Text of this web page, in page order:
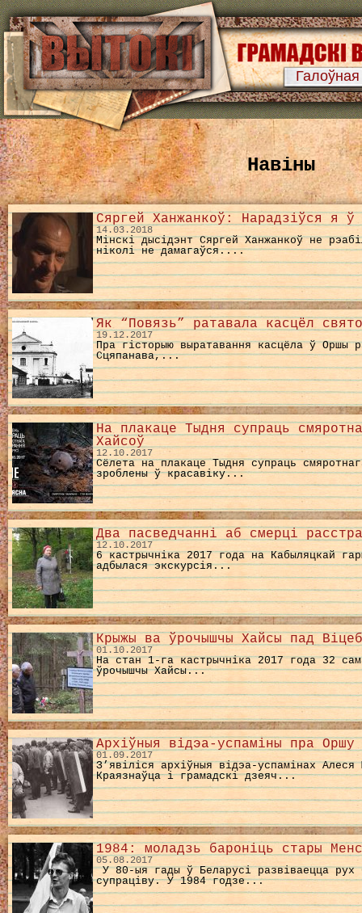
Галоўная
Навіны
Сяргей Ханжанкоў: Нарадзіўся я
14.03.2018
Мінскі дысідэнт Сяргей Ханжанкоў не
ніколі не дамагаўся....
Як “Повязь” ратавала касцёл
19.12.2017
Пра гісторыю выратавання касцёла ў Оршы
Сцяпанава,...
На плакаце Тыдня супраць
Хайсоў
12.10.2017
Сёлета на плакаце Тыдня супраць
зроблены ў красавіку...
Два пасведчанні аб смерці
12.10.2017
6 кастрычніка 2017 года на Кабыляцкай
адбылася экскурсія...
Крыжы ва ўрочышчы Хайсы пад
01.10.2017
На стан 1-га кастрычніка 2017 года 32
ўрочышчы Хайсы...
Архіўныя відэа-успаміны пра Оршу
01.09.2017
З’явіліся архіўныя відэа-успамінах
Краязнаўца і грамадскі дзеяч...
1984: моладзь бароніць стары
05.08.2017
У 80-ыя гады ў Беларусі развіваецца рух
супраціву. У 1984 годзе...